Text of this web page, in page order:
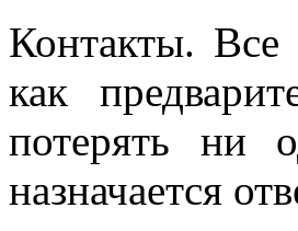
Контакты. Все
как
потерять ни
назначается